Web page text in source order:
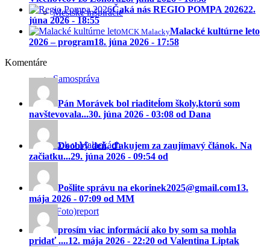
Mestské inšpirácie
Samospráva
Rok v Malackách
(Foto)report
Čaká nás REGIO POMPA 202622.
júna 2026 - 18:55
MCK MalackyMalacké kultúrne leto
2026 – program18. júna 2026 - 17:58
Komentáre
Pán Morávek bol riaditeĺom školy,ktorú som
navštevovala...30. júna 2026 - 03:08 od Dana
Doobrý deň, ďakujem za zaujímavý článok. Na
začiatku...29. júna 2026 - 09:54 od
Pošlite správu na ekorinek2025@gmail.com13.
mája 2026 - 07:09 od MM
prosím viac informácií ako by som sa mohla
pridať ....12. mája 2026 - 22:20 od Valentina Liptak